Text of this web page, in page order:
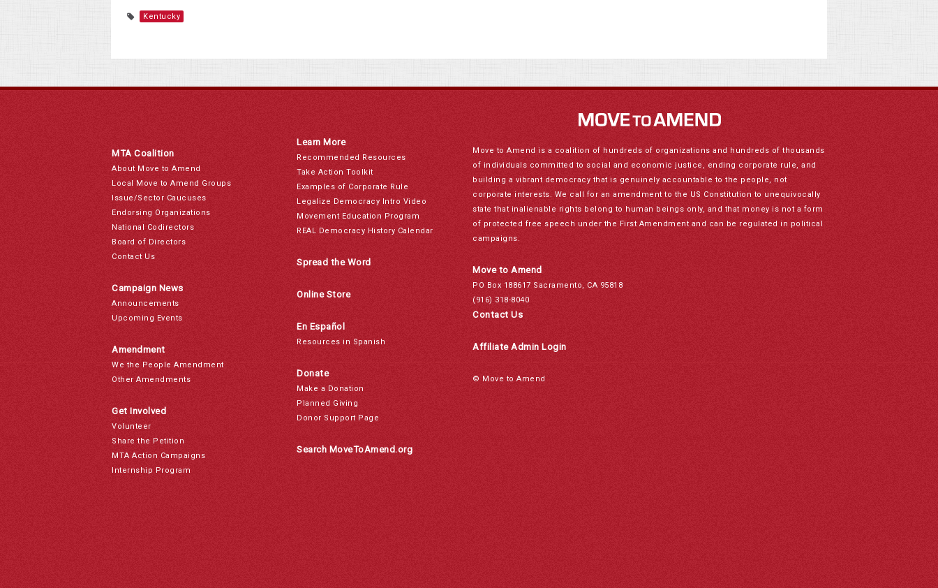
Kentucky
MTA Coalition
About Move to Amend
Local Move to Amend Groups
Issue/Sector Caucuses
Endorsing Organizations
National Codirectors
Board of Directors
Contact Us
Campaign News
Announcements
Upcoming Events
Amendment
We the People Amendment
Other Amendments
Get Involved
Volunteer
Share the Petition
MTA Action Campaigns
Internship Program
Learn More
Recommended Resources
Take Action Toolkit
Examples of Corporate Rule
Legalize Democracy Intro Video
Movement Education Program
REAL Democracy History Calendar
Spread the Word
Online Store
En Español
Resources in Spanish
Donate
Make a Donation
Planned Giving
Donor Support Page
Search MoveToAmend.org
Move to Amend is a coalition of hundreds of organizations and hundreds of thousands
of individuals committed to social and economic justice, ending corporate rule, and
building a vibrant democracy that is genuinely accountable to the people, not
corporate interests. We call for an amendment to the US Constitution to unequivocally
state that inalienable rights belong to human beings only, and that money is not a form
of protected free speech under the First Amendment and can be regulated in political
campaigns.
Move to Amend
PO Box 188617 Sacramento, CA 95818
(916) 318-8040
Contact Us
Affiliate Admin Login
© Move to Amend